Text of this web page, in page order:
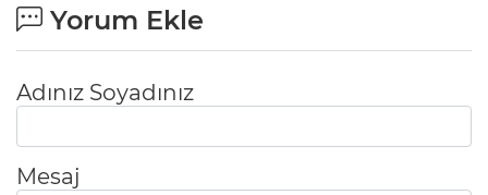
Yorum Ekle
Adınız Soyadınız
Mesaj